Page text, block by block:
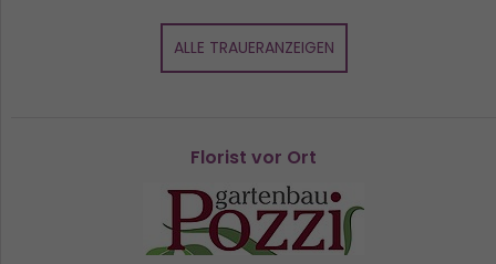
ALLE TRAUERANZEIGEN
Florist vor Ort